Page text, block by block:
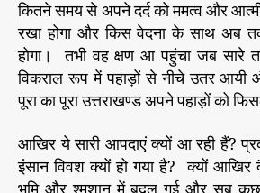
कितने समय से अपने दर्द को ममत्व और
रखा होगा और किस वेदना के साथ अब
होगा। तभी वह क्षण आ पहुंचा जब सारे
विकराल रूप में पहाड़ों से नीचे उतर आयी
पूरा का पूरा उत्तराखण्ड अपने पहाड़ों को
आखिर ये सारी आपदाएं क्यों आ रही हैं?
इंसान विवश क्यों हो गया है? क्यों आखिर